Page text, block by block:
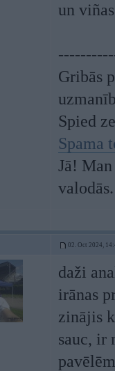
un
Gribās
Spied
Spama
Jā!
valodās.
02. Oct 2024,
daži
irānas
zinājis
sauc, ir